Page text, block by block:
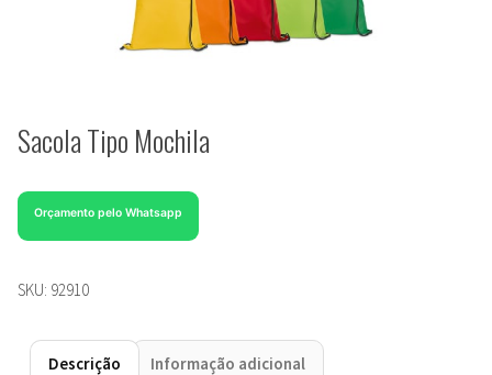
Sacola Tipo Mochila
Orçamento pelo Whatsapp
SKU: 92910
Descrição Informação adicional